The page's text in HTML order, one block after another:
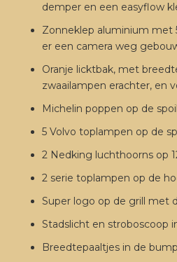
demper en een easyflow
Zonneklep aluminium met
er een camera weg
Oranje licktbak, met
zwaailampen erachter, en
Michelin poppen op de
5 Volvo toplampen op de
2 Nedking luchthoorns op
2 serie toplampen op de
Super logo op de grill met
Stadslicht en stroboscoop
Breedtepaaltjes in de